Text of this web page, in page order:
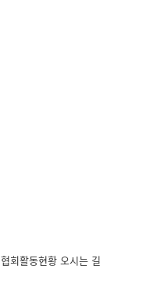
협회활동현황 오시는 길